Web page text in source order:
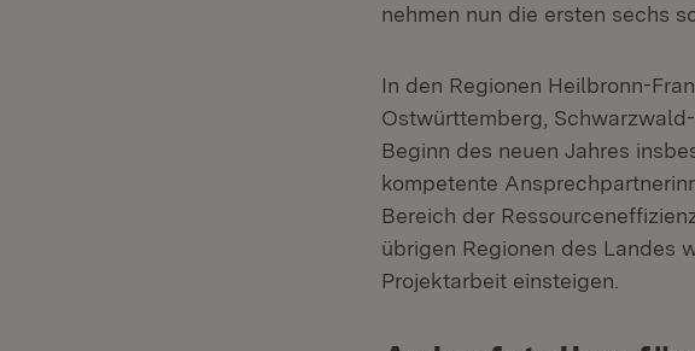
nehmen nun die ersten sechs
In den Regionen Heilbronn-
Ostwürttemberg,
Beginn des neuen Jahres
kompetente
Bereich der
übrigen Regionen des Landes
Projektarbeit einsteigen.